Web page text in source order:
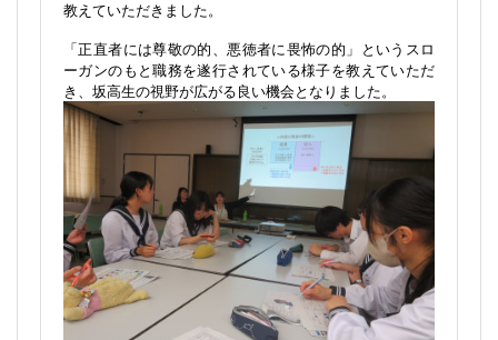
教えていただきました。
「正直者には尊敬の的、悪徳者に畏怖の的」というスロ
ーガンのもと職務を遂行されている様子を教えていただ
き、坂高生の視野が広がる良い機会となりました。